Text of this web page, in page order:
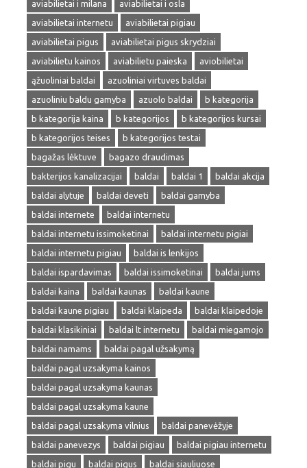
aviabilietai i milana
aviabilietai i osla
aviabilietai internetu
aviabilietai pigiau
aviabilietai pigus
aviabilietai pigus skrydziai
aviabilietu kainos
aviabilietu paieska
aviobilietai
ąžuoliniai baldai
azuoliniai virtuves baldai
azuoliniu baldu gamyba
azuolo baldai
b kategorija
b kategorija kaina
b kategorijos
b kategorijos kursai
b kategorijos teises
b kategorijos testai
bagažas lėktuve
bagazo draudimas
bakterijos kanalizacijai
baldai baldai 1
baldai akcija
baldai alytuje
baldai deveti
baldai gamyba
baldai internete
baldai internetu
baldai internetu issimoketinai
baldai internetu pigiai
baldai internetu pigiau
baldai is lenkijos
baldai ispardavimas
baldai issimoketinai
baldai jums
baldai kaina
baldai kaunas
baldai kaune
baldai kaune pigiau
baldai klaipeda
baldai klaipedoje
baldai klasikiniai
baldai lt internetu
baldai miegamojo
baldai namams
baldai pagal užsakymą
baldai pagal uzsakyma kainos
baldai pagal uzsakyma kaunas
baldai pagal uzsakyma kaune
baldai pagal uzsakyma vilnius
baldai panevėžyje
baldai panevezys
baldai pigiau
baldai pigiau internetu
baldai pigu
baldai pigus baldai siauliuose